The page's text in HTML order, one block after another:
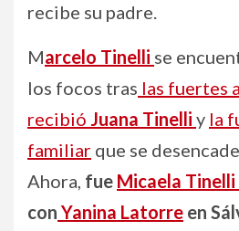
recibe su padre.
Marcelo Tinelli se
los focos tras las fuertes
recibió Juana Tinelli y la
familiar que se
Ahora, fue Micaela Tinelli
con Yanina Latorre en